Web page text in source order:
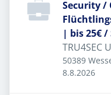
Security /
| bis 25€ /
TRU4SEC
50389
Veröffentlicht
8.8.2026